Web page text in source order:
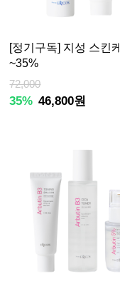
[정기구독] 지성 스킨
~35%
72,000
35% 46,800원